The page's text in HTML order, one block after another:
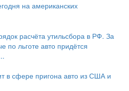
на американских
расчёта утильсбора в РФ. За
по льготе авто придётся
в сфере пригона авто из США и